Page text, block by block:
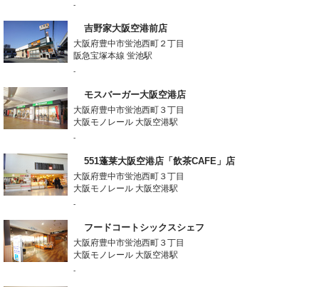
-
吉野家大阪空港前店
大阪府豊中市蛍池西町２丁目
阪急宝塚本線 蛍池駅
-
モスバーガー大阪空港店
大阪府豊中市蛍池西町３丁目
大阪モノレール 大阪空港駅
-
551蓬莱大阪空港店「飲茶CAFE」店
大阪府豊中市蛍池西町３丁目
大阪モノレール 大阪空港駅
-
フードコートシックスシェフ
大阪府豊中市蛍池西町３丁目
大阪モノレール 大阪空港駅
-